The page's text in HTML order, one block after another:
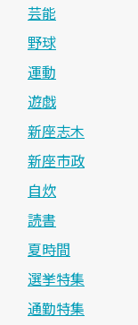
芸能
野球
運動
遊戯
新座志木
新座市政
自炊
読書
夏時間
選挙特集
通勤特集